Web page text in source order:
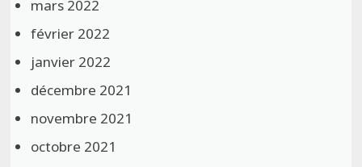
mars 2022
février 2022
janvier 2022
décembre 2021
novembre 2021
octobre 2021